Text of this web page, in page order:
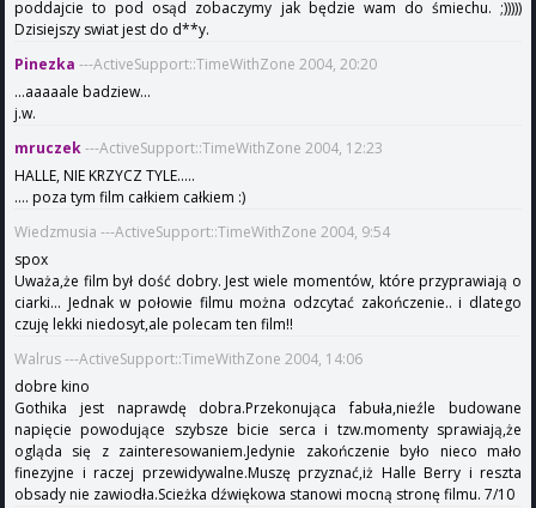
poddajcie to pod osąd zobaczymy jak będzie wam do śmiechu. ;)))))
Dzisiejszy swiat jest do d**y.
Pinezka ---ActiveSupport::TimeWithZone 2004, 20:20
...aaaaale badziew...
j.w.
mruczek---ActiveSupport::TimeWithZone 2004, 12:23
HALLE, NIE KRZYCZ TYLE.....
.... poza tym film całkiem całkiem :)
Wiedzmusia ---ActiveSupport::TimeWithZone 2004, 9:54
spox
Uważa,że film był dość dobry. Jest wiele momentów, które przyprawiają o
ciarki... Jednak w połowie filmu można odzcytać zakończenie.. i dlatego
czuję lekki niedosyt,ale polecam ten film!!
Walrus ---ActiveSupport::TimeWithZone 2004, 14:06
dobre kino
Gothika jest naprawdę dobra.Przekonująca fabuła,nieźle budowane
napięcie powodujące szybsze bicie serca i tzw.momenty sprawiają,że
ogląda się z zainteresowaniem.Jedynie zakończenie było nieco mało
finezyjne i raczej przewidywalne.Muszę przyznać,iż Halle Berry i reszta
obsady nie zawiodła.Scieżka dźwiękowa stanowi mocną stronę filmu. 7/10